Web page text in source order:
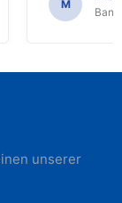
M
unserer